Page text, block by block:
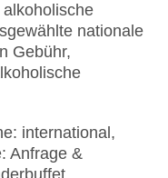
nationale
Gebühr,
international,
Anfrage &